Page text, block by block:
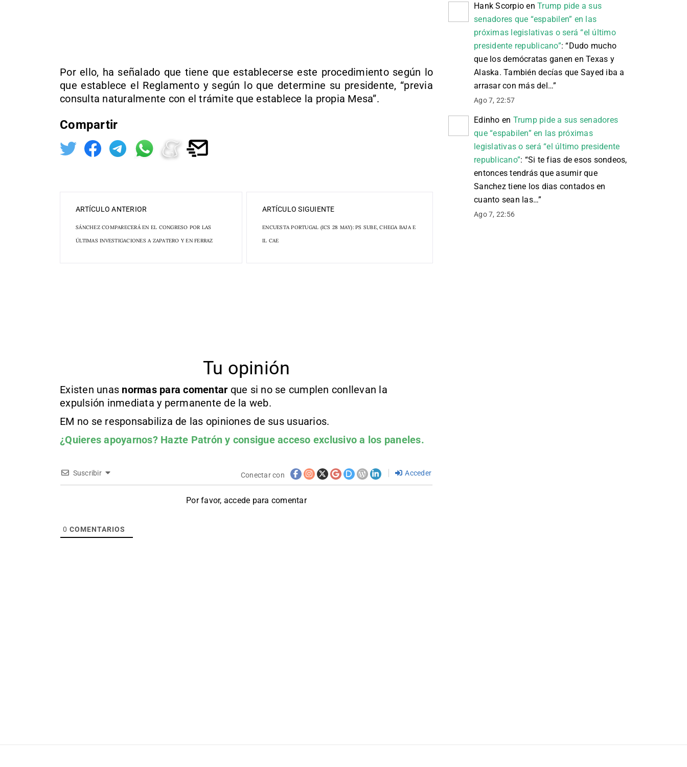
Por ello, ha señalado que tiene que establecerse este procedimiento según lo
que establece el Reglamento y según lo que determine su presidente, “previa
consulta naturalmente con el trámite que establece la propia Mesa”.
Compartir
ARTÍCULO ANTERIOR
SÁNCHEZ COMPARECERÁ EN EL CONGRESO POR LAS
ÚLTIMAS INVESTIGACIONES A ZAPATERO Y EN FERRAZ
ARTÍCULO SIGUIENTE
ENCUESTA PORTUGAL (ICS 28 MAY): PS SUBE, CHEGA BAJA E
IL CAE
Tu opinión
Existen unas normas para comentar que si no se cumplen conllevan la
expulsión inmediata y permanente de la web.
EM no se responsabiliza de las opiniones de sus usuarios.
¿Quieres apoyarnos? Hazte Patrón y consigue acceso exclusivo a los paneles.
Suscribir Conectar con Acceder
Por favor, accede para comentar
0 COMENTARIOS
Hank Scorpio en Trump pide a sus
senadores que “espabilen” en las
próximas legislativas o será “el último
presidente republicano”: “Dudo mucho
que los demócratas ganen en Texas y
Alaska. También decías que Sayed iba a
arrasar con más del…”
Ago 7, 22:57
Edinho en Trump pide a sus senadores
que “espabilen” en las próximas
legislativas o será “el último presidente
republicano”: “Si te fias de esos sondeos,
entonces tendrás que asumir que
Sanchez tiene los dias contados en
cuanto sean las…”
Ago 7, 22:56